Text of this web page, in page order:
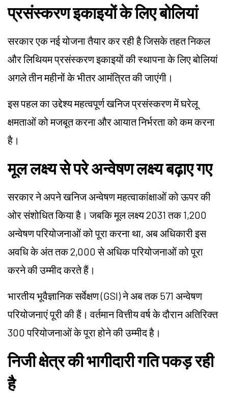
प्रसंस्करण इकाइयों के लिए बोलियां
सरकार एक नई योजना तैयार कर रही है जिसके तहत निकल
और लिथियम प्रसंस्करण इकाइयों की स्थापना के लिए बोलियां
अगले तीन महीनों के भीतर आमंत्रित की जाएंगी।
इस पहल का उद्देश्य महत्वपूर्ण खनिज प्रसंस्करण में घरेलू
क्षमताओं को मजबूत करना और आयात निर्भरता को कम करना
है।
मूल लक्ष्य से परे अन्वेषण लक्ष्य बढ़ाए गए
सरकार ने अपने खनिज अन्वेषण महत्वाकांक्षाओं को ऊपर की
ओर संशोधित किया है। जबकि मूल लक्ष्य 2031 तक 1,200
अन्वेषण परियोजनाओं को पूरा करना था, अब अधिकारी इस
अवधि के अंत तक 2,000 से अधिक परियोजनाओं को पूरा
करने की उम्मीद करते हैं।
भारतीय भूवैज्ञानिक सर्वेक्षण (GSI) ने अब तक 571 अन्वेषण
परियोजनाएं पूरी की हैं। वर्तमान वित्तीय वर्ष के दौरान अतिरिक्त
300 परियोजनाओं के पूरा होने की उम्मीद है।
निजी क्षेत्र की भागीदारी गति पकड़ रही
है